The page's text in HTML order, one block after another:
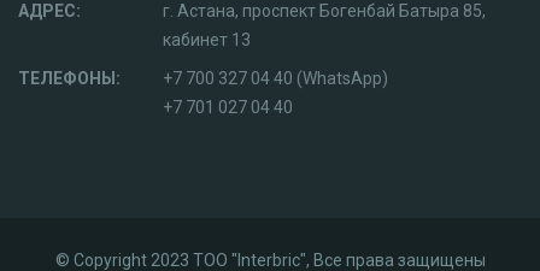
АДРЕС:
г. Астана, проспект Богенбай Батыра 85,
кабинет 13
ТЕЛЕФОНЫ:
+7 700 327 04 40 (WhatsApp)
+7 701 027 04 40
© Copyright 2023 ТОО "Interbric", Все права защищены